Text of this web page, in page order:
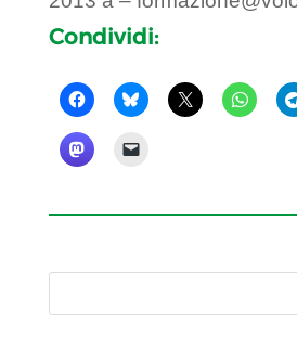
Condividi: